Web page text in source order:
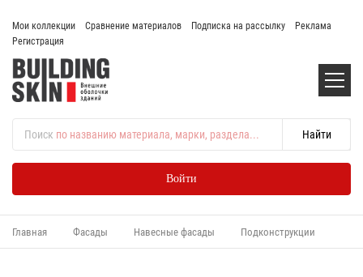
Мои коллекции Сравнение материалов Подписка на рассылку
Реклама
Регистрация
Поиск по названию материала, марки, раздела...
Войти
Главная Фасады Навесные фасады Подконструкции